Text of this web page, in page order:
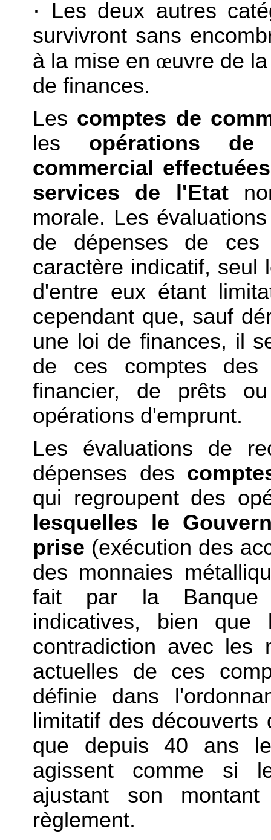
· Les deux autres
survivront sans
à la mise en œuvre de
de finances.
Les comptes de
les opérations
commercial
services de l'Etat
morale. Les
de dépenses de ces
caractère indicatif, seul
d'entre eux étant
cependant que, sauf
une loi de finances, il
de ces comptes des
financier, de prêts
opérations d'emprunt.
Les évaluations de
dépenses des
qui regroupent des
lesquelles le
prise (exécution des
des monnaies
fait par la Banque
indicatives, bien
contradiction avec les
actuelles de ces
définie dans
limitatif des
que depuis 40 ans
agissent comme si
ajustant son
règlement.